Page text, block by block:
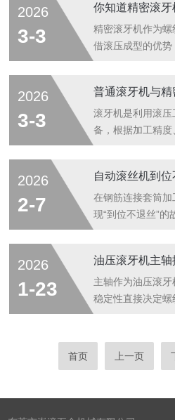
油压驱动方式相较
更平稳、均匀，
速，避免因动力波
命。要确保加工顺
一系列技术要求
工件加工、安全
度，这也是加工的
认螺纹参数，包括
差等级，确保与生
2026
3-3
精密滚牙机作为
借滚压成型的优势
量，是衡量设备性
机相比，精密滚牙
固定数值，主要取
选型、保障加工质
用，精密滚牙机的
适配不同场景的
2026
3-3
普通滚牙机与
滚牙机是利用滚
备，根据加工精度
异，合理对比与选
生产成本至关重
单，多采用机械
定行程和压力完
件、精度要求一般
栓、螺母、水暖
一致性、材料硬度
2026
2-7
在钢筋连接套筒
现“到位不退丝”
程，更可能导致
常引发。掌握以下
快速定位问题，
排查：检查“神经
关，发出退丝指
2026
1-23
油压滚牙机主
主轴作为油压滚
稳定性直接决定螺
牙轮等部件的磨
系统干扰及工况
磨损老化是引发振
首页 上一页